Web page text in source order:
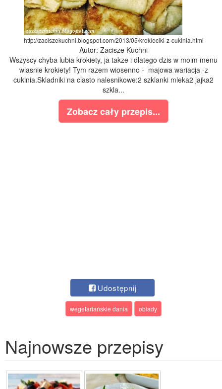
http://zaciszekuchni.blogspot.com/2013/05/krokieciki-z-cukinia.html
Autor: Zacisze Kuchni
Wszyscy chyba lubia krokiety, ja takze i dlatego dzis w moim menu
wlasnie krokiety! Tym razem wiosenno - majowa wariacja -z
cukinia.Skladniki na ciasto nalesnikowe:2 szklanki mleka2 jajka2
szkla...
Zobacz cały przepis...
Udostępnij
wegetariańskie dania obiady
Najnowsze przepisy